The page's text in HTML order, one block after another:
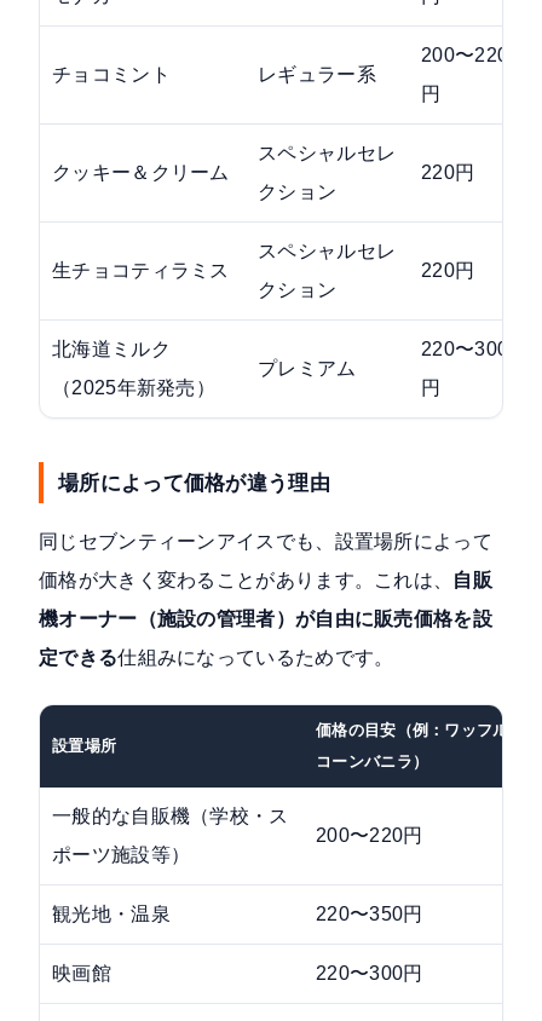
チョコミント レギュラー系
200〜220
円
クッキー＆クリーム
スペシャルセレ
クション
220円
生チョコティラミス
スペシャルセレ
クション
220円
北海道ミルク
（2025年新発売）
プレミアム
220〜300
円
場所によって価格が違う理由
同じセブンティーンアイスでも、設置場所によって
価格が大きく変わることがあります。これは、 自販
機オーナー（施設の管理者）が自由に販売価格を設
定できる仕組みになっているためです。
設置場所
価格の目安（例：ワッフル
コーンバニラ）
一般的な自販機（学校・ス
ポーツ施設等）
200〜220円
観光地・温泉 220〜350円
映画館 220〜300円